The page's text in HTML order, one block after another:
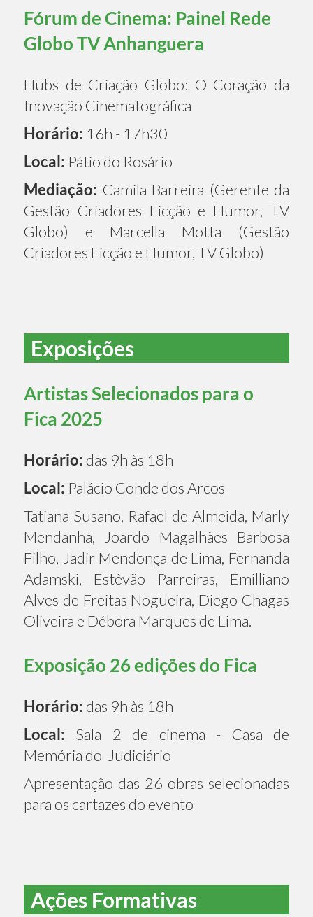
Fórum de Cinema: Painel Rede
Globo TV Anhanguera
Hubs de Criação Globo: O Coração da
Inovação Cinematográfica
Horário: 16h - 17h30
Local: Pátio do Rosário
Mediação: Camila Barreira (Gerente da
Gestão Criadores Ficção e Humor, TV
Globo) e Marcella Motta (Gestão
Criadores Ficção e Humor, TV Globo)
Exposições
Artistas Selecionados para o
Fica 2025
Horário: das 9h às 18h
Local: Palácio Conde dos Arcos
Tatiana Susano, Rafael de Almeida, Marly
Mendanha, Joardo Magalhães Barbosa
Filho, Jadir Mendonça de Lima, Fernanda
Adamski, Estêvão Parreiras, Emilliano
Alves de Freitas Nogueira, Diego Chagas
Oliveira e Débora Marques de Lima.
Exposição 26 edições do Fica
Horário: das 9h às 18h
Local: Sala 2 de cinema - Casa de
Memória do Judiciário
Apresentação das 26 obras selecionadas
para os cartazes do evento
Ações Formativas